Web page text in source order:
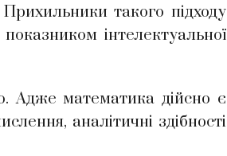
такого підходу
інтелектуальної
математика дійсно є
аналітичні здібності